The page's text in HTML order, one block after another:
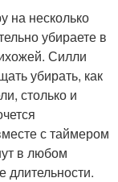
на несколько
убираете в
Силли
убирать, как
столько и
с таймером
в любом
длительности.